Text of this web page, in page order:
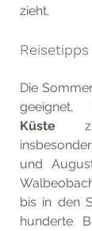
zieht.
Die
Küste zu
und
bis in den
hunderte